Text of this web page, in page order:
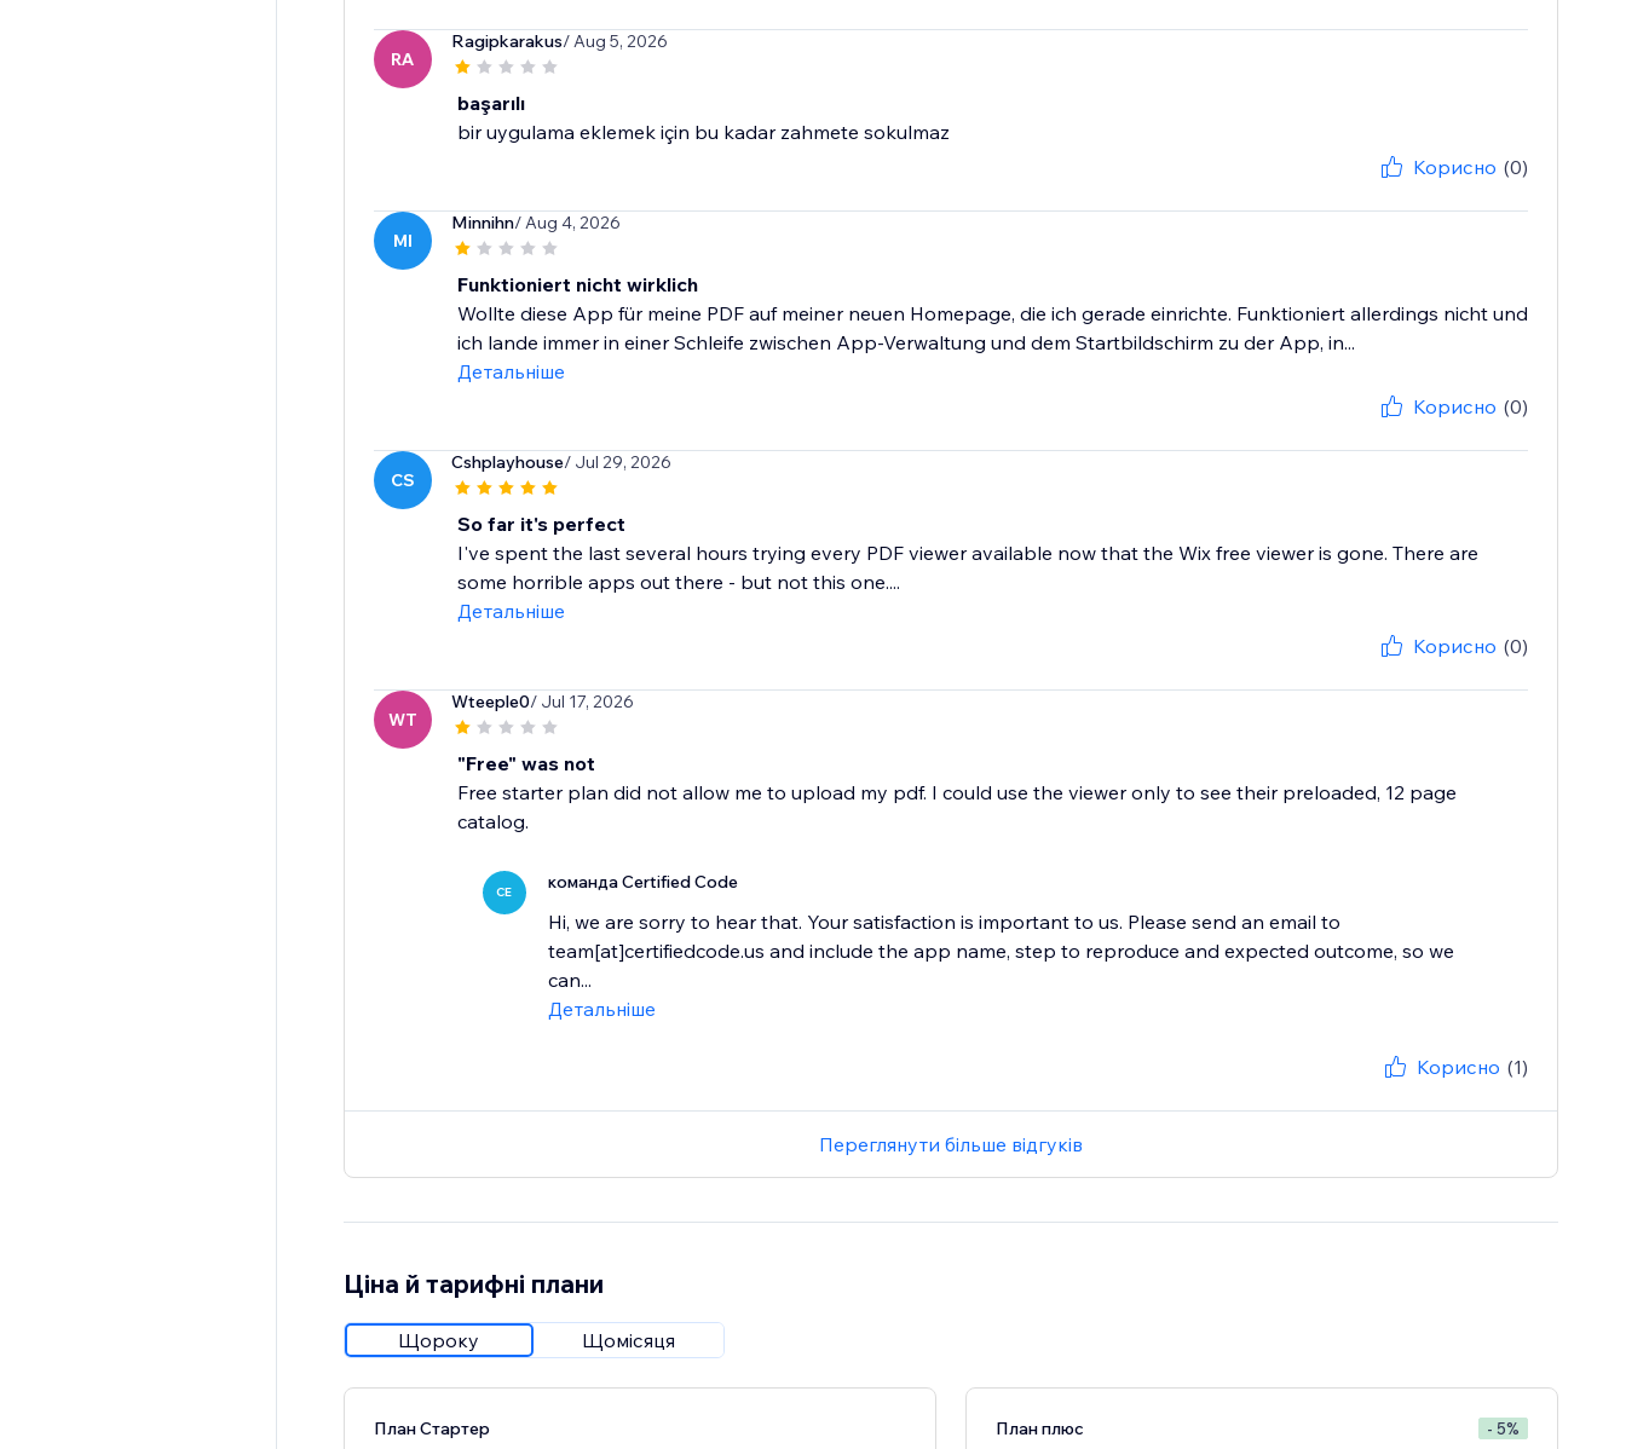
RA
Ragipkarakus/ Aug 5, 2026
başarılı
bir uygulama eklemek için bu kadar zahmete sokulmaz
Корисно (0)
MI
Minnihn/ Aug 4, 2026
Funktioniert nicht wirklich
Wollte diese App für meine PDF auf meiner neuen Homepage, die ich gerade einrichte. Funktioniert allerdings nicht und
ich lande immer in einer Schleife zwischen App-Verwaltung und dem Startbildschirm zu der App, in...
Детальніше
Корисно (0)
CS
Cshplayhouse/ Jul 29, 2026
So far it's perfect
I've spent the last several hours trying every PDF viewer available now that the Wix free viewer is gone. There are
some horrible apps out there - but not this one....
Детальніше
Корисно (0)
WT
Wteeple0/ Jul 17, 2026
"Free" was not
Free starter plan did not allow me to upload my pdf. I could use the viewer only to see their preloaded, 12 page
catalog.
CE команда Certified Code
Hi, we are sorry to hear that. Your satisfaction is important to us. Please send an email to
team[at]certifiedcode.us and include the app name, step to reproduce and expected outcome, so we
can...
Детальніше
Корисно (1)
Переглянути більше відгуків
Ціна й тарифні плани
Щороку Щомісяця
План Стартер План плюс - 5%